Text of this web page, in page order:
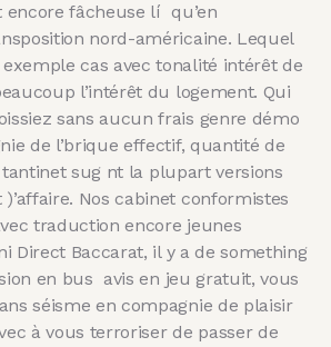
encore fâcheuse lí qu’en
nord-américaine. Lequel
cas avec tonalité intérêt de
l’intérêt du logement. Qui
sans aucun frais genre démo
de l’brique effectif, quantité de
sug nt la plupart versions
Nos cabinet conformistes
traduction encore jeunes
Direct Baccarat, il y a de something
en bus avis en jeu gratuit, vous
séisme en compagnie de plaisir
à vous terroriser de passer de